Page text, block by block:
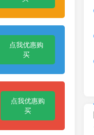
点我优惠购
买
点我优惠购
买